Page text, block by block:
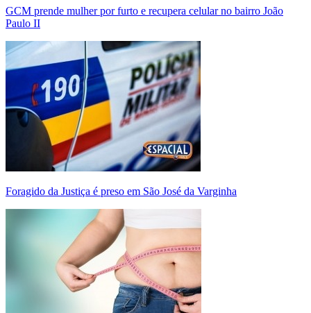
GCM prende mulher por furto e recupera celular no bairro João
Paulo II
Foragido da Justiça é preso em São José da Varginha